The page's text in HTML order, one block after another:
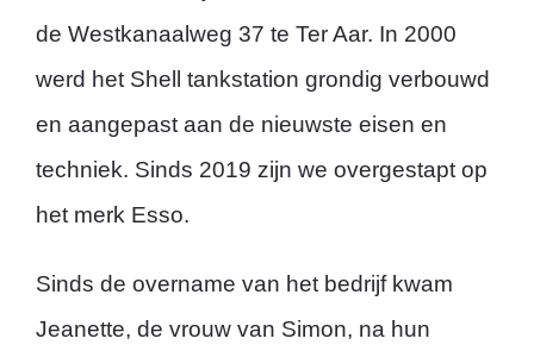
de Westkanaalweg 37 te Ter Aar. In 2000
werd het Shell tankstation grondig verbouwd
en aangepast aan de nieuwste eisen en
techniek. Sinds 2019 zijn we overgestapt op
het merk Esso.
Sinds de overname van het bedrijf kwam
Jeanette, de vrouw van Simon, na hun